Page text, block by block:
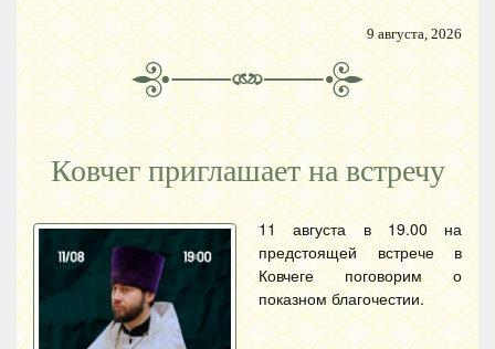
9 августа, 2026
Ковчег приглашает на встречу
11 августа в 19.00 на
предстоящей встрече в
Ковчеге поговорим о
показном благочестии.